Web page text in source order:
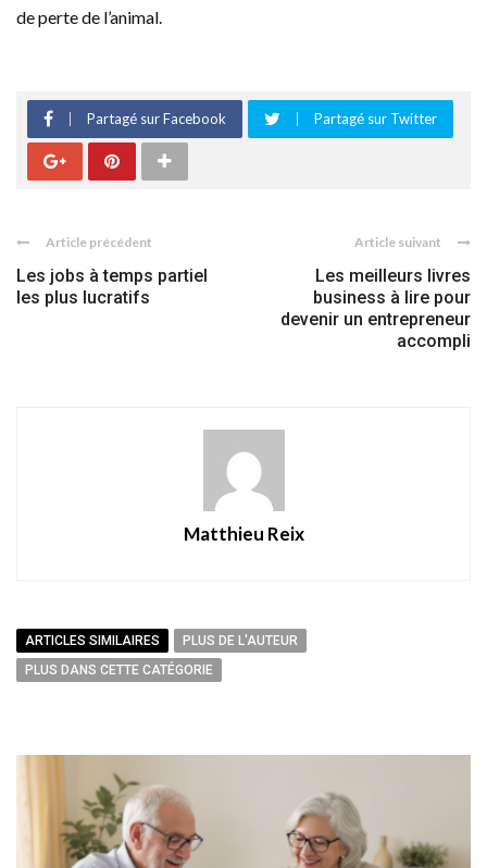
de perte de l’animal.
Partagé sur Facebook Partagé sur Twitter
Article précédent
Les jobs à temps partiel
les plus lucratifs
Article suivant
Les meilleurs livres
business à lire pour
devenir un entrepreneur
accompli
Matthieu Reix
ARTICLES SIMILAIRES
PLUS DE L'AUTEUR
PLUS DANS CETTE CATÉGORIE